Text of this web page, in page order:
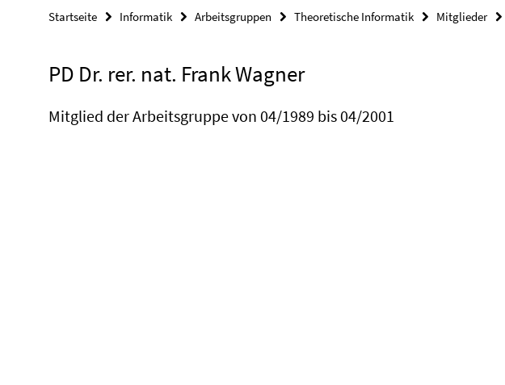
Startseite Informatik Arbeitsgruppen Theoretische Informatik Mitglieder
PD Dr. rer. nat. Frank Wagner
Mitglied der Arbeitsgruppe von 04/1989 bis 04/2001